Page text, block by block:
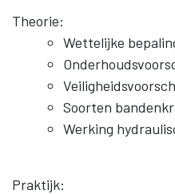
Theorie:
Wettelijke
Soorten
Werking
Praktijk: